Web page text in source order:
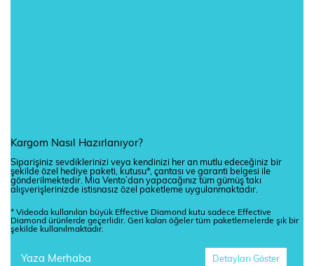
Kargom Nasıl Hazırlanıyor?
Siparişiniz sevdiklerinizi veya kendinizi her an mutlu edeceğiniz bir
şekilde özel hediye paketi, kutusu*, çantası ve garanti belgesi ile
gönderilmektedir. Mia Vento’dan yapacağınız tüm gümüş takı
alışverişlerinizde istisnasız özel paketleme uygulanmaktadır.
* Videoda kullanılan büyük Effective Diamond kutu sadece Effective
Diamond ürünlerde geçerlidir. Geri kalan öğeler tüm paketlemelerde şık bir
şekilde kullanılmaktadır.
Yaza Merhaba Detayları Göster